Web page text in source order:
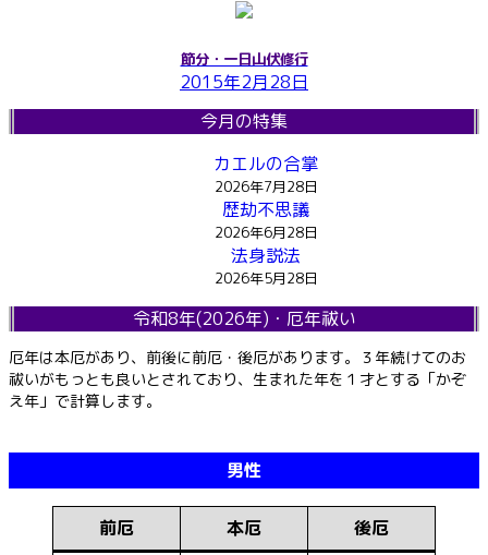
節分・一日山伏修行
2015年2月28日
今月の特集
カエルの合掌
2026年7月28日
歴劫不思議
2026年6月28日
法身説法
2026年5月28日
令和8年(2026年)・厄年祓い
厄年は本厄があり、前後に前厄・後厄があります。３年続けてのお
祓いがもっとも良いとされており、生まれた年を１才とする「かぞ
え年」で計算します。
男性
前厄 本厄
後厄